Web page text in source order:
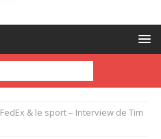
FedEx & le sport – Interview de Tim